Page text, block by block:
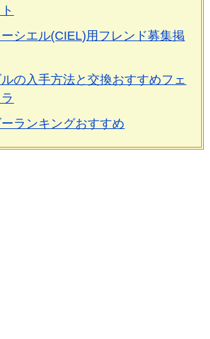
シエル(CIEL)用フレンド募集掲
の入手方法と交換おすすめフェ
ランキングおすすめ